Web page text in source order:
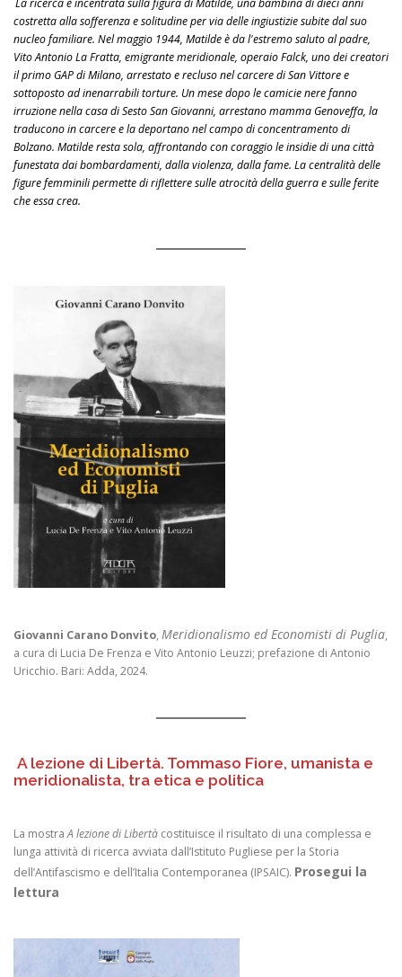
La ricerca è incentrata sulla figura di Matilde, una bambina di dieci anni
costretta alla sofferenza e solitudine per via delle ingiustizie subite dal suo
nucleo familiare. Nel maggio 1944, Matilde è da l'estremo saluto al padre,
Vito Antonio La Fratta, emigrante meridionale, operaio Falck, uno dei creatori
il primo GAP di Milano, arrestato e recluso nel carcere di San Vittore e
sottoposto ad inenarrabili torture. Un mese dopo le camicie nere fanno
irruzione nella casa di Sesto San Giovanni, arrestano mamma Genoveffa, la
traducono in carcere e la deportano nel campo di concentramento di
Bolzano. Matilde resta sola, affrontando con coraggio le insidie di una città
funestata dai bombardamenti, dalla violenza, dalla fame. La centralità delle
figure femminili permette di riflettere sulle atrocità della guerra e sulle ferite
che essa crea.
Giovanni Carano Donvito, Meridionalismo ed Economisti di Puglia,
a cura di Lucia De Frenza e Vito Antonio Leuzzi; prefazione di Antonio
Uricchio. Bari: Adda, 2024.
A lezione di Libertà. Tommaso Fiore, umanista e
meridionalista, tra etica e politica
La mostraA lezione di Libertà costituisce il risultato di una complessa e
lunga attività di ricerca avviata dall’Istituto Pugliese per la Storia
dell’Antifascismo e dell’Italia Contemporanea (IPSAIC). Prosegui la
lettura